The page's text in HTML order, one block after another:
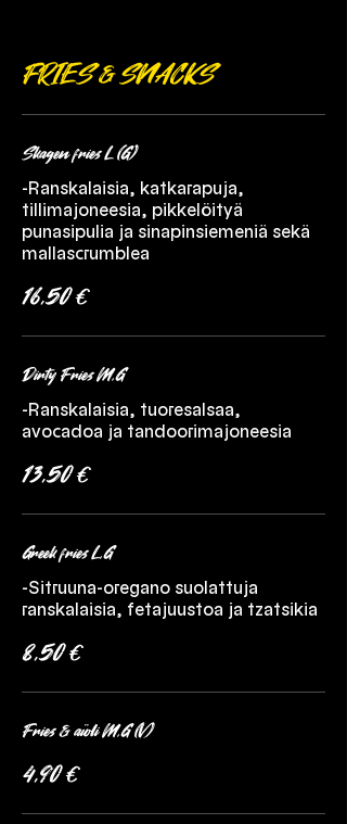
FRIES & SNACKS
Skagen fries L (G)
-Ranskalaisia, katkarapuja,
tillimajoneesia, pikkelöityä
punasipulia ja sinapinsiemeniä sekä
mallascrumblea
16,50 €
Dirty Fries M,G
-Ranskalaisia, tuoresalsaa,
avocadoa ja tandoorimajoneesia
13,50 €
Greek fries L,G
-Sitruuna-oregano suolattuja
ranskalaisia, fetajuustoa ja tzatsikia
8,50 €
Fries & aïoli M,G (V)
4,90 €